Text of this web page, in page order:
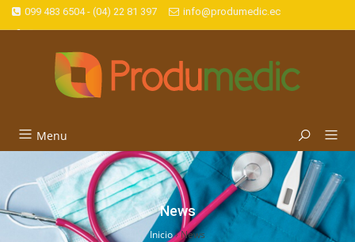
099 483 6504 - (04) 22 81 397 info@produmedic.ec
Menu
News
Inicio›News